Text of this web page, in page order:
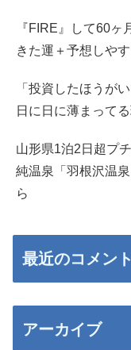
『FIRE』して60
きた運＋予想しや
「投資したほうが
日に日に薄まって
山形県1泊2日超プ
純温泉「羽根沢温
ら
最近のコメント
アーカイブ